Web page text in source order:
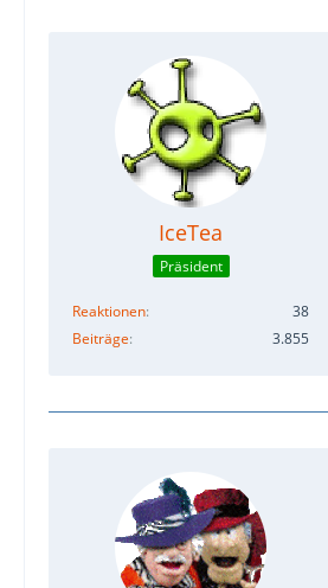
IceTea
Präsident
Reaktionen
38
Beiträge
3.855